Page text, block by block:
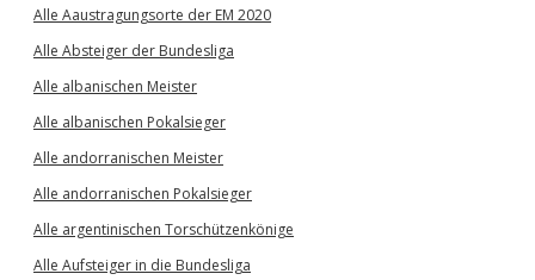
Alle Aaustragungsorte der EM 2020
Alle Absteiger der Bundesliga
Alle albanischen Meister
Alle albanischen Pokalsieger
Alle andorranischen Meister
Alle andorranischen Pokalsieger
Alle argentinischen Torschützenkönige
Alle Aufsteiger in die Bundesliga